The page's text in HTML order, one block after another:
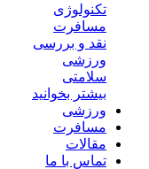
تکنولوژی
مسافرت
نقد و بررسی
ورزشی
سلامتی
بیشتر بخوانید
ورزشی
مسافرت
مقالات
تماس با ما